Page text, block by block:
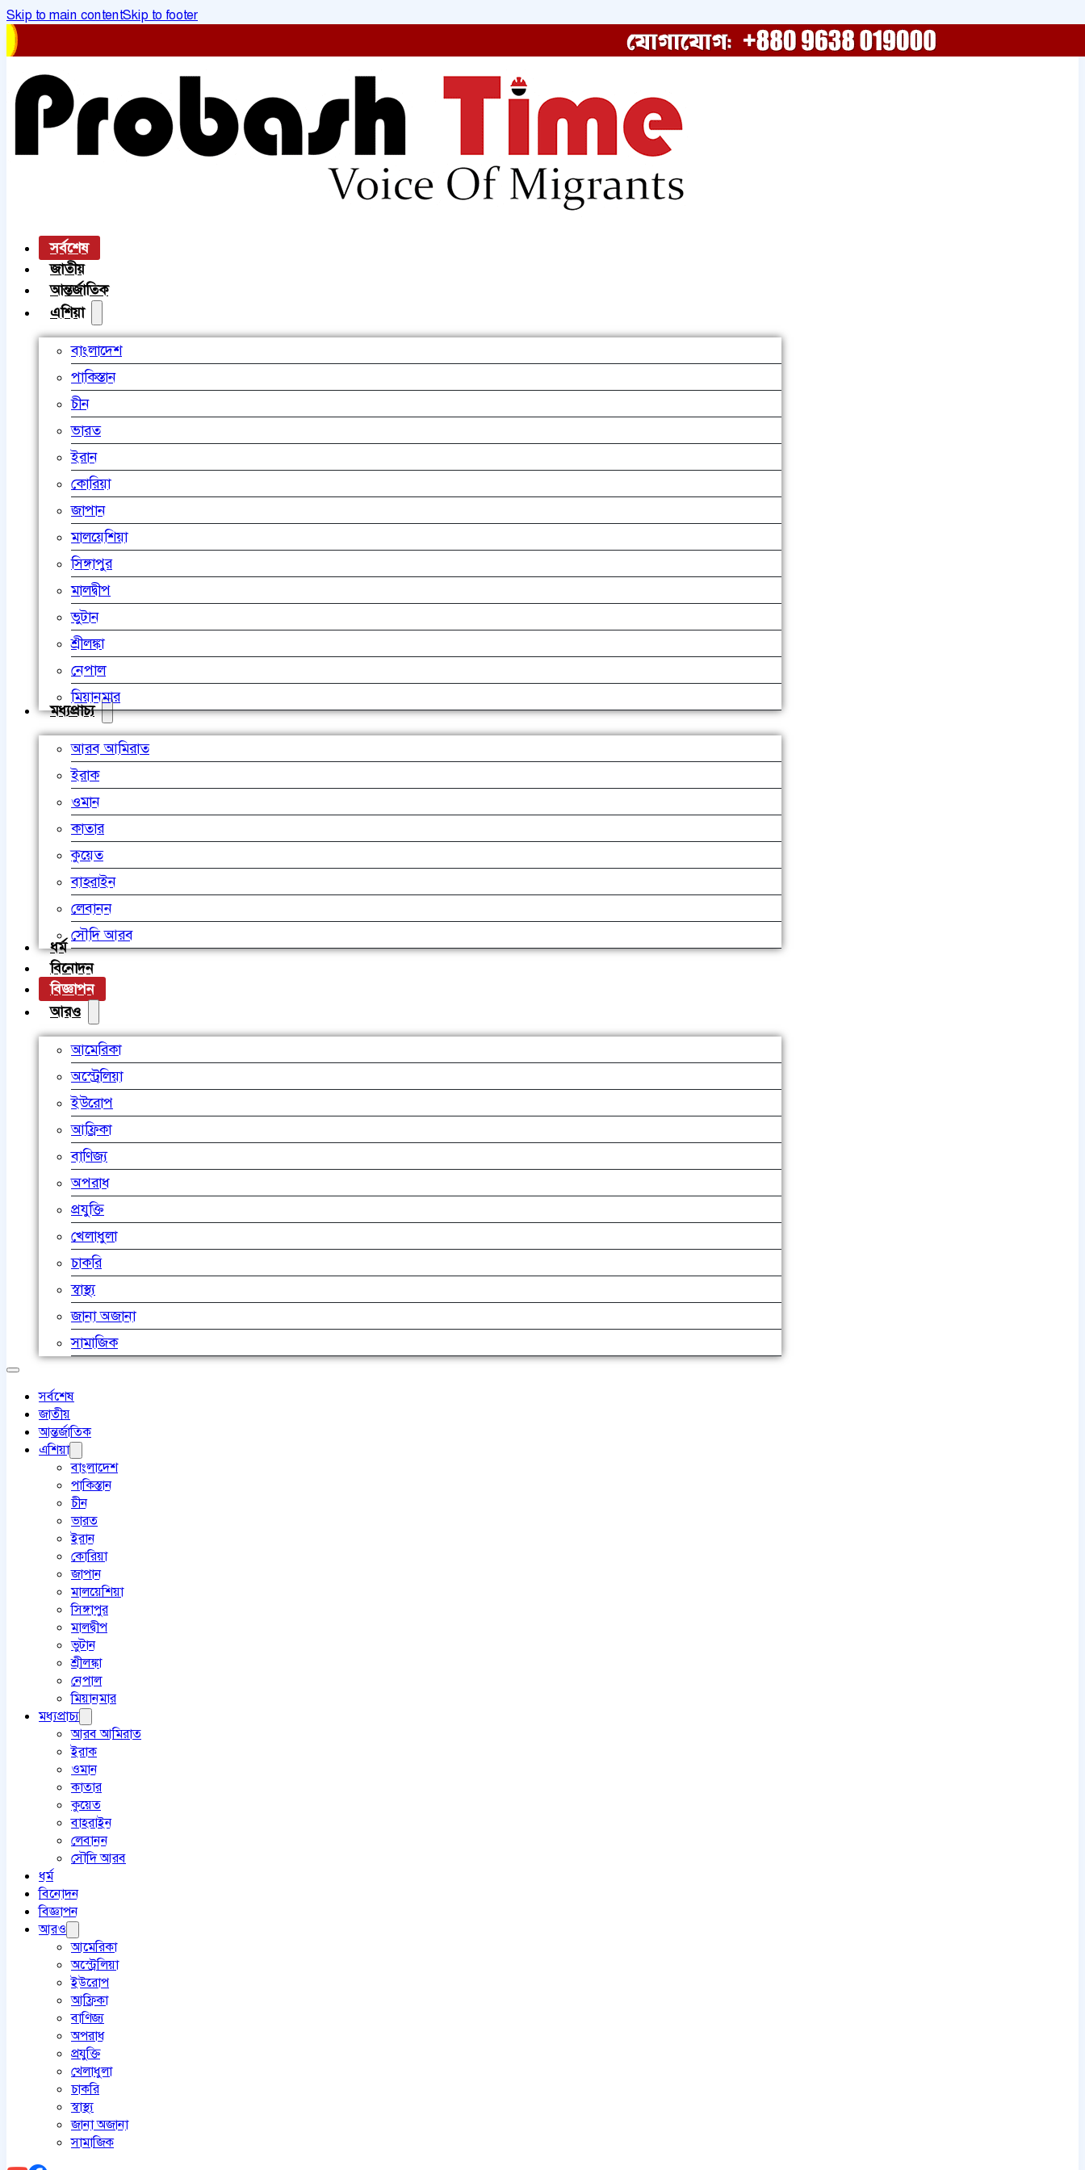
Skip to main contentSkip to footer
সর্বশেষ
জাতীয়
আন্তর্জাতিক
এশিয়া
বাংলাদেশ
পাকিস্তান
চীন
ভারত
ইরান
কোরিয়া
জাপান
মালয়েশিয়া
সিঙ্গাপুর
মালদ্বীপ
ভুটান
শ্রীলঙ্কা
নেপাল
মিয়ানমার
মধ্যপ্রাচ্য
আরব আমিরাত
ইরাক
ওমান
কাতার
কুয়েত
বাহরাইন
লেবানন
সৌদি আরব
ধর্ম
বিনোদন
বিজ্ঞাপন
আরও
আমেরিকা
অস্ট্রেলিয়া
ইউরোপ
আফ্রিকা
বাণিজ্য
অপরাধ
প্রযুক্তি
খেলাধুলা
চাকরি
স্বাস্থ্য
জানা অজানা
সামাজিক
সর্বশেষ
জাতীয়
আন্তর্জাতিক
এশিয়া
বাংলাদেশ
পাকিস্তান
চীন
ভারত
ইরান
কোরিয়া
জাপান
মালয়েশিয়া
সিঙ্গাপুর
মালদ্বীপ
ভুটান
শ্রীলঙ্কা
নেপাল
মিয়ানমার
মধ্যপ্রাচ্য
আরব আমিরাত
ইরাক
ওমান
কাতার
কুয়েত
বাহরাইন
লেবানন
সৌদি আরব
ধর্ম
বিনোদন
বিজ্ঞাপন
আরও
আমেরিকা
অস্ট্রেলিয়া
ইউরোপ
আফ্রিকা
বাণিজ্য
অপরাধ
প্রযুক্তি
খেলাধুলা
চাকরি
স্বাস্থ্য
জানা অজানা
সামাজিক